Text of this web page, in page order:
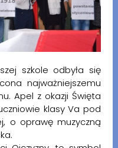
szkole odbyła się
najważniejszemu
Apel z okazji Święta
klasy Va pod
o oprawę muzyczną